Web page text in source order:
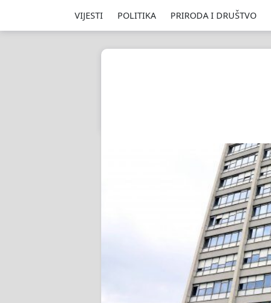
VIJESTI POLITIKA PRIRODA I DRUŠTVO